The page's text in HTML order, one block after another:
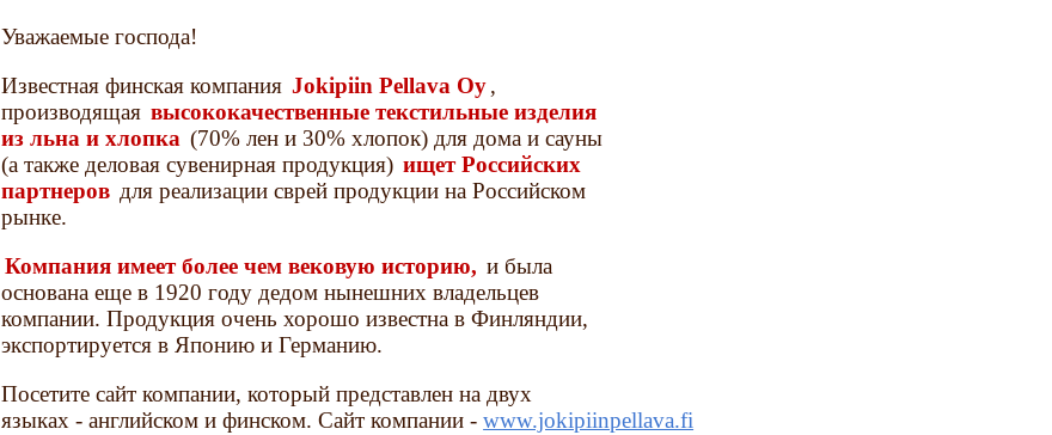
Уважаемые господа!
Известная финская компания Jokipiin Pellava Oy,
производящая высококачественные текстильные изделия
из льна и хлопка (70% лен и 30% хлопок) для дома и сауны
(а также деловая сувенирная продукция) ищет Российских
партнеров для реализации сврей продукции на Российском
рынке.
Компания имеет более чем вековую историю, и была
основана еще в 1920 году дедом нынешних владельцев
компании. Продукция очень хорошо известна в Финляндии,
экспортируется в Японию и Германию.
Посетите сайт компании, который представлен на двух
языках - английском и финском. Сайт компании -www.jokipiinpellava.fi